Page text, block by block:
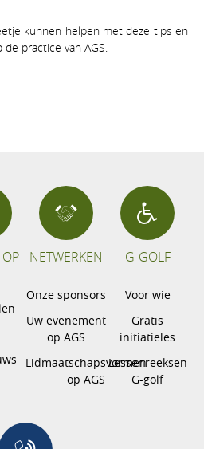
kunnen helpen met deze tips en
practice van AGS.
NETWERKEN
Onze sponsors
Uw evenement
op AGS
Lidmaatschapsvormen
op AGS
G-GOLF
Voor wie
Gratis
initiatieles
Lessenreeksen
G-golf